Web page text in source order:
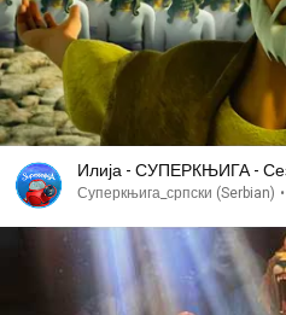
Илија - СУПЕРКЊИГА -
Суперкњига_српски (Serbian) •